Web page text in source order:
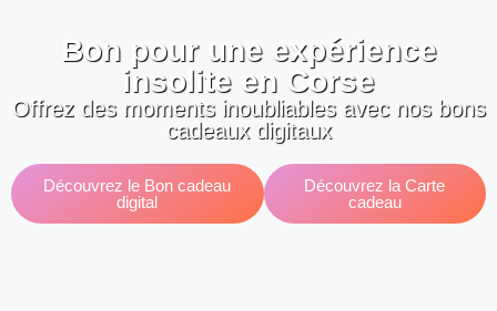
Bon pour une expérience
insolite en Corse
Offrez des moments inoubliables avec nos bons
cadeaux digitaux
Découvrez le Bon cadeau
digital
Découvrez la Carte
cadeau